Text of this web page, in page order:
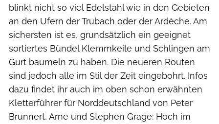
blinkt nicht so viel Edelstahl wie in den Gebieten
an den Ufern der Trubach oder der Ardèche. Am
sichersten ist es, grundsätzlich ein geeignet
sortiertes Bündel Klemmkeile und Schlingen am
Gurt baumeln zu haben. Die neueren Routen
sind jedoch alle im Stil der Zeit eingebohrt. Infos
dazu findet ihr auch im oben schon erwähnten
Kletterführer für Norddeutschland von Peter
Brunnert, Arne und Stephen Grage: Hoch im